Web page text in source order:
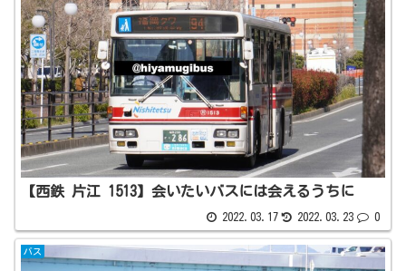
【西鉄 片江 1513】会いたいバスには会えるうちに
2022.03.17 2022.03.23 0
バス